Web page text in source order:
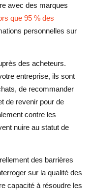
d'expédition et
pour gagner la
boutique
que mes produits
avec des marques
que 95 % des
personnelles sur
des acheteurs.
entreprise, ils sont
de recommander
de revenir pour de
contre les
nuire au statut de
des barrières
sur la qualité des
capacité à résoudre les